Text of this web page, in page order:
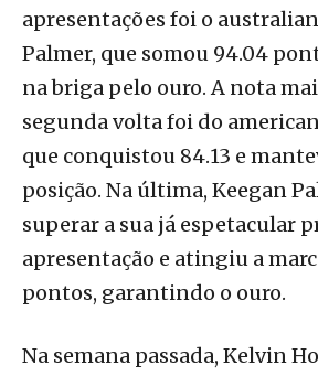
apresentações foi o
Palmer, que somou 94.04
na briga pelo ouro. A nota
segunda volta foi do
que conquistou 84.13 e
posição. Na última, Keegan
superar a sua já espetacular
apresentação e atingiu a
pontos, garantindo o ouro.
Na semana passada, Kelvin